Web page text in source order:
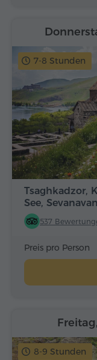
7-8 Stunden
Tsaghkadzor,
See,
537
Preis pro Person
8-9 Stunden